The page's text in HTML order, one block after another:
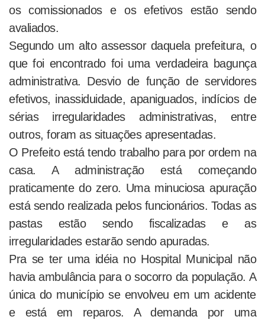
os comissionados e os efetivos estão sendo
avaliados.
Segundo um alto assessor daquela prefeitura, o
que foi encontrado foi uma verdadeira bagunça
administrativa. Desvio de função de servidores
efetivos, inassiduidade, apaniguados, indícios de
sérias irregularidades administrativas, entre
outros, foram as situações apresentadas.
O Prefeito está tendo trabalho para por ordem na
casa. A administração está começando
praticamente do zero. Uma minuciosa apuração
está sendo realizada pelos funcionários. Todas as
pastas estão sendo fiscalizadas e as
irregularidades estarão sendo apuradas.
Pra se ter uma idéia no Hospital Municipal não
havia ambulância para o socorro da população. A
única do município se envolveu em um acidente
e está em reparos. A demanda por uma